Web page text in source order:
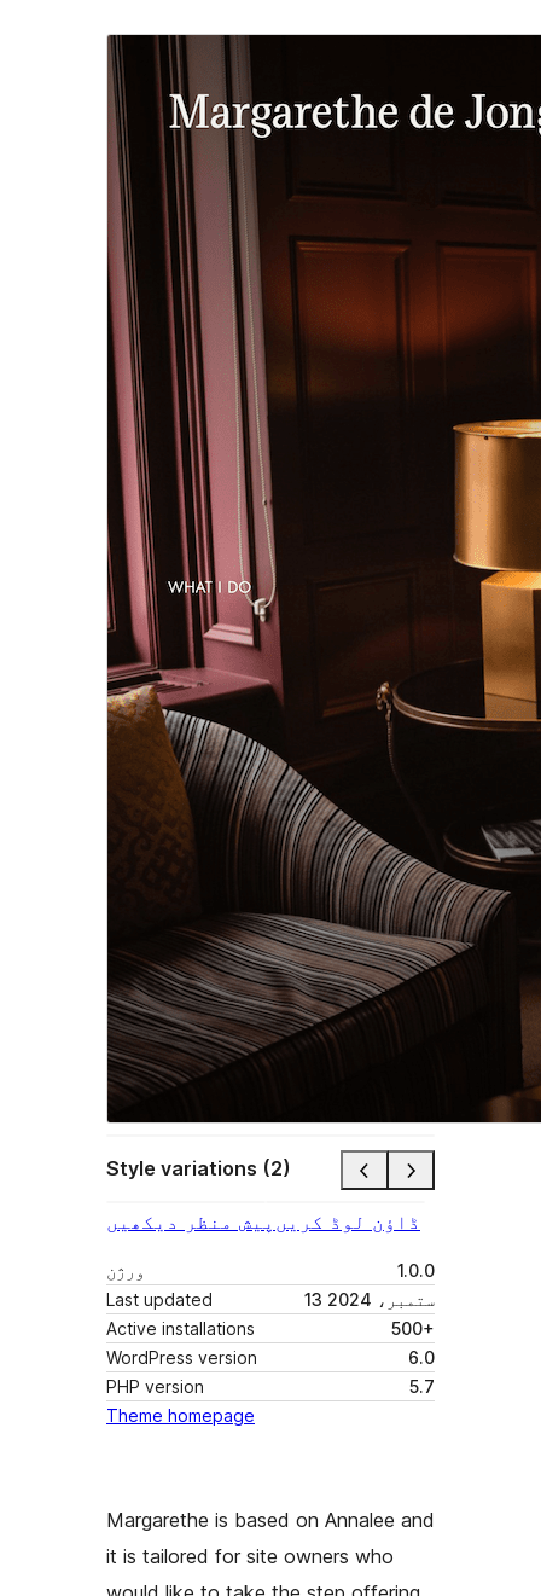
Style variations (2)
پیش منظر دیکھیں ڈاؤن لوڈ کریں
ورژن
1.0.0
Last updated
13 ستمبر، 2024
Active installations
500+
WordPress version
6.0
PHP version
5.7
Theme homepage
Margarethe is based on Annalee and
it is tailored for site owners who